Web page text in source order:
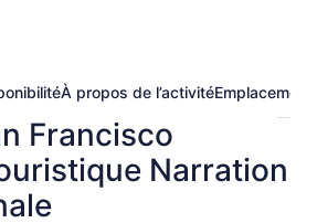
À propos de l’activitéEmplacement
Francisco
Narration